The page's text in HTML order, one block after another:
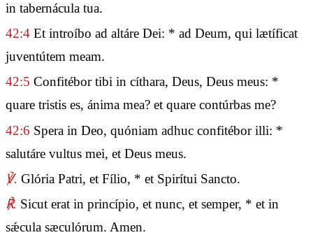
in tabernácula tua.
42:4 Et introíbo ad altáre Dei: * ad Deum, qui lætíficat
juventútem meam.
42:5 Confitébor tibi in cíthara, Deus, Deus meus: *
quare tristis es, ánima mea? et quare contúrbas me?
42:6 Spera in Deo, quóniam adhuc confitébor illi: *
salutáre vultus mei, et Deus meus.
℣. Glória Patri, et Fílio, * et Spirítui Sancto.
℟. Sicut erat in princípio, et nunc, et semper, * et in
sǽcula sæculórum. Amen.